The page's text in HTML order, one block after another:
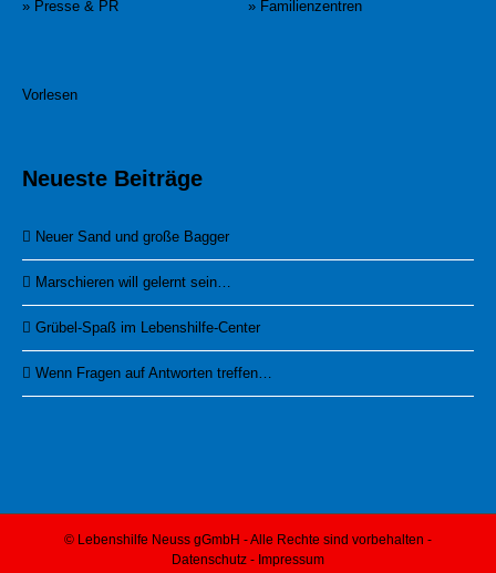
» Presse & PR
» Familienzentren
Vorlesen
Neueste Beiträge
Neuer Sand und große Bagger
Marschieren will gelernt sein…
Grübel-Spaß im Lebenshilfe-Center
Wenn Fragen auf Antworten treffen…
© Lebenshilfe Neuss gGmbH - Alle Rechte sind vorbehalten -
Datenschutz - Impressum